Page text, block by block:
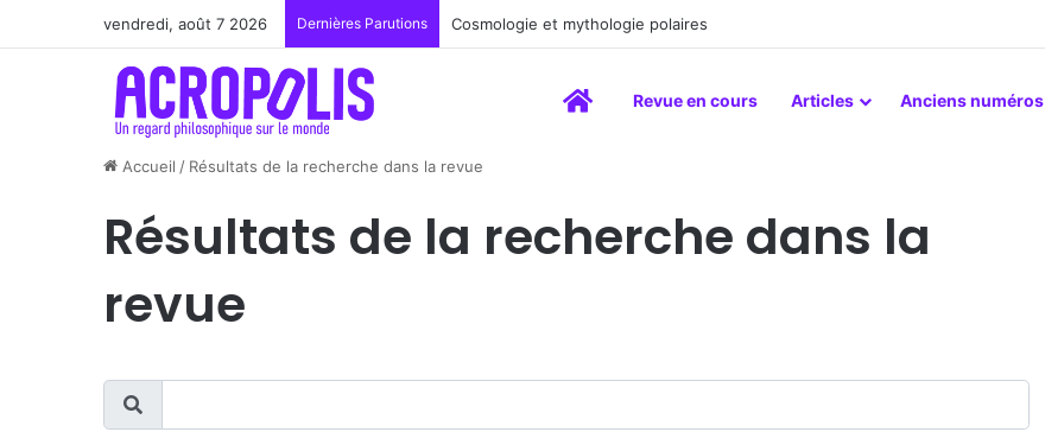
vendredi, août 7 2026 Dernières Parutions Cosmologie et mythologie polaires
AccueilRevue en cours Articles Anciens numéros
Accueil / Résultats de la recherche dans la revue
Résultats de la recherche dans la
revue